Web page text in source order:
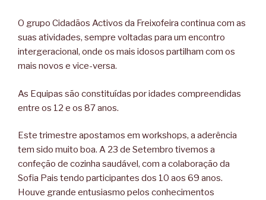
O grupo Cidadãos Activos da Freixofeira continua com as
suas atividades, sempre voltadas para um encontro
intergeracional, onde os mais idosos partilham com os
mais novos e vice-versa.
As Equipas são constituídas por idades compreendidas
entre os 12 e os 87 anos.
Este trimestre apostamos em workshops, a aderência
tem sido muito boa. A 23 de Setembro tivemos a
confeção de cozinha saudável, com a colaboração da
Sofia Pais tendo participantes dos 10 aos 69 anos.
Houve grande entusiasmo pelos conhecimentos